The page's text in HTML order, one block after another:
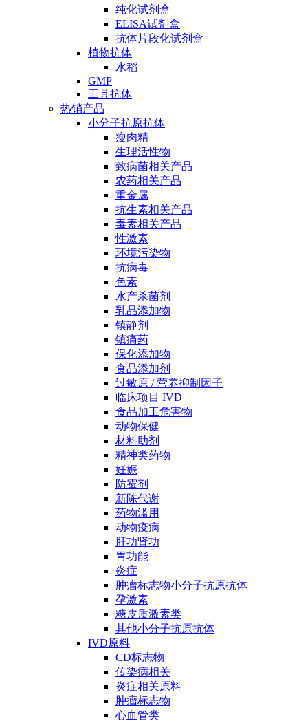
纯化试剂盒
ELISA试剂盒
抗体片段化试剂盒
植物抗体
水稻
GMP
工具抗体
热销产品
小分子抗原抗体
瘦肉精
生理活性物
致病菌相关产品
农药相关产品
重金属
抗生素相关产品
毒素相关产品
性激素
环境污染物
抗病毒
色素
水产杀菌剂
乳品添加物
镇静剂
镇痛药
保化添加物
食品添加剂
过敏原 / 营养抑制因子
临床项目 IVD
食品加工危害物
动物保健
材料助剂
精神类药物
妊娠
防霉剂
新陈代谢
药物滥用
动物疫病
肝功肾功
胃功能
炎症
肿瘤标志物小分子抗原抗体
孕激素
糖皮质激素类
其他小分子抗原抗体
IVD原料
CD标志物
传染病相关
炎症相关原料
肿瘤标志物
心血管类